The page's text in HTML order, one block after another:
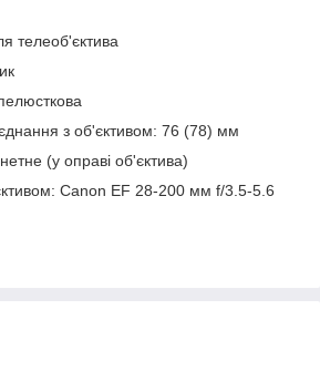
телеоб'єктива
з об'єктивом: 76 (78) мм
(у оправі об'єктива)
Canon EF 28-200 мм f/3.5-5.6